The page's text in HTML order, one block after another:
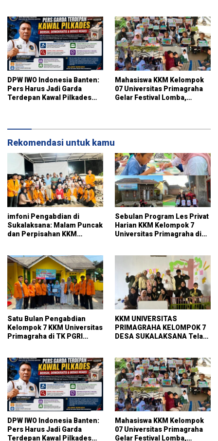
DPW IWO Indonesia Banten:
Pers Harus Jadi Garda
Terdepan Kawal Pilkades
Mahasiswa KKM Kelompok
07 Universitas Primagraha
Gelar Festival Lomba,
Rekomendasi untuk kamu
imfoni Pengabdian di
Sukalaksana: Malam Puncak
dan Perpisahan KKM
Sebulan Program Les Privat
Harian KKM Kelompok 7
Universitas Primagraha di
Satu Bulan Pengabdian
Kelompok 7 KKM Universitas
Primagraha di TK PGRI
KKM UNIVERSITAS
PRIMAGRAHA KELOMPOK 7
DESA SUKALAKSANA Telah
DPW IWO Indonesia Banten:
Pers Harus Jadi Garda
Terdepan Kawal Pilkades
Mahasiswa KKM Kelompok
07 Universitas Primagraha
Gelar Festival Lomba,